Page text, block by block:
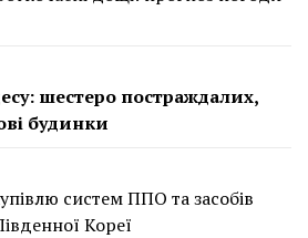
шестеро постраждалих,
будинки
систем ППО та засобів
Кореї